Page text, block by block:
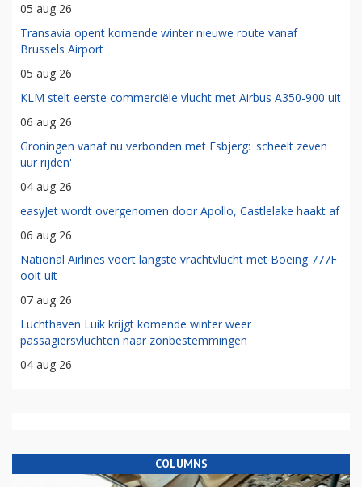
05 aug 26
Transavia opent komende winter nieuwe route vanaf
Brussels Airport
05 aug 26
KLM stelt eerste commerciële vlucht met Airbus A350-900 uit
06 aug 26
Groningen vanaf nu verbonden met Esbjerg: 'scheelt zeven
uur rijden'
04 aug 26
easyJet wordt overgenomen door Apollo, Castlelake haakt af
06 aug 26
National Airlines voert langste vrachtvlucht met Boeing 777F
ooit uit
07 aug 26
Luchthaven Luik krijgt komende winter weer
passagiersvluchten naar zonbestemmingen
04 aug 26
COLUMNS